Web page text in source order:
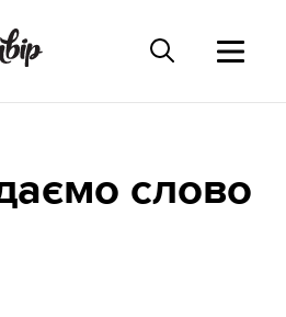
слово